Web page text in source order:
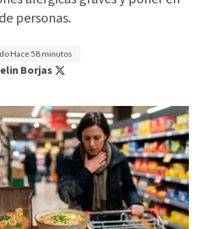
personas.
Hace 58 minutos
Borjas